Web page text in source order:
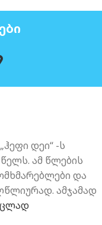
დეი“ -ს
ამ წლების
და
ამჯამად